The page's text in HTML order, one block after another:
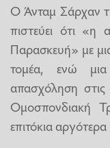
Ο Άνταμ Σάρχαν
πιστεύει ότι «η
Παρασκευή» με
τομέα, ενώ
απασχόληση
Ομοσπονδιακή
επιτόκια